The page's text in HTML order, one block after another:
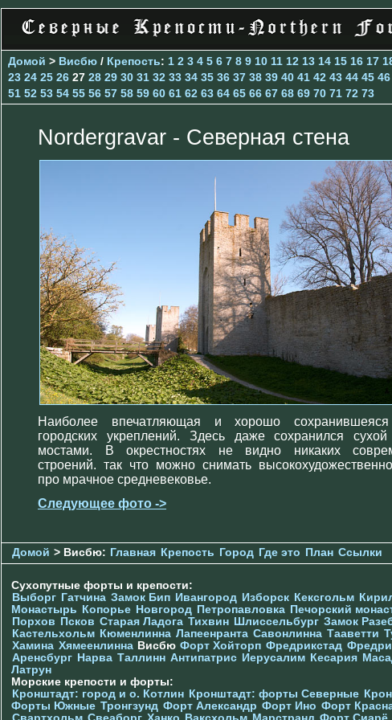
Домой > Висбю / Крепость: 1 2 3 4 5 6 7 8 9 10 11 12 13 14 15 16 17
23 24 25 26 27 28 29 30 31 32 33 34 35 36 37 38 39 40 41 42 43 44 45 46
51 52 53 54 55 56 57 58 59 60 61 62 63 64 65 66 67 68 69 70 71 72 73
Nordergravar - Северная стена
Наиболее впечатляющая и хорошо сохранившеяся
городских укреплений. Здесь даже сохранился
мостами. В окрестностях не видно никаких
строений. так что можно снимать
про мрачное средневековье.
Следующее фото ->
Домой > Висбю: Главная Крепость Город Где это План Ссылки
Сухопутные форты и крепости:
Выборг Гатчина Замок Бип Ивангород Изборск Кексгольм
Монастырь
Копорье Новгород Петропавловка Печорcкий
Порхов
Псков Старая Ладога Тихвин Шлиссельбург Замок
Кастельхольм Кюменлинна Лапеенранта Савонлинна Тааветти
Хамина Хямеенлинна Висбю Форт Хойторп Фредрикстад
Аренсбург Нарва Таллинн Антипатрис Иерусалим Кесария
Латрун
Морские крепости и форты:
Кронштадт: город и о. Котлин Кронштадт: форты Северные
Форты Южные Тронгзунд Форт Александр Форт Ино Форт